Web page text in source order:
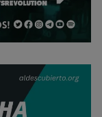
de cookies